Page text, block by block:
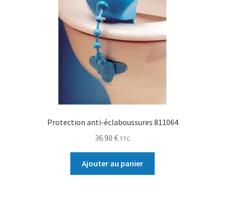
Protection anti-éclaboussures 811064
36.90 € TTC
Ajouter au panier